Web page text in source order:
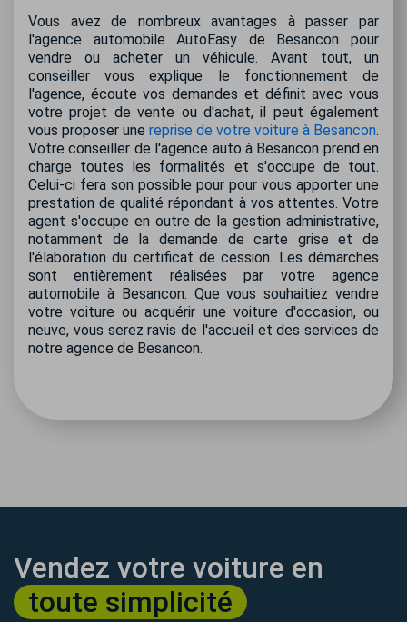
Vous avez de nombreux avantages à passer par
l'agence automobile AutoEasy de Besancon pour
vendre ou acheter un véhicule. Avant tout, un
conseiller vous explique le fonctionnement de
l'agence, écoute vos demandes et définit avec vous
votre projet de vente ou d'achat, il peut également
vous proposer une reprise de votre voiture à Besancon.
Votre conseiller de l'agence auto à Besancon prend en
charge toutes les formalités et s'occupe de tout.
Celui-ci fera son possible pour pour vous apporter une
prestation de qualité répondant à vos attentes. Votre
agent s'occupe en outre de la gestion administrative,
notamment de la demande de carte grise et de
l'élaboration du certificat de cession. Les démarches
sont entièrement réalisées par votre agence
automobile à Besancon. Que vous souhaitiez vendre
votre voiture ou acquérir une voiture d'occasion, ou
neuve, vous serez ravis de l'accueil et des services de
notre agence de Besancon.
Vendez votre voiture en
toute simplicité